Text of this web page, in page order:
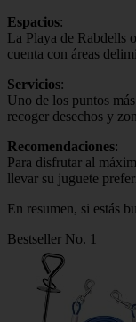
Espacios:
La Playa de Rabdells
cuenta con áreas
Servicios:
Uno de los puntos
recoger desechos y
Recomendaciones:
Para disfrutar al
llevar su juguete
En resumen, si estás
Bestseller No. 1